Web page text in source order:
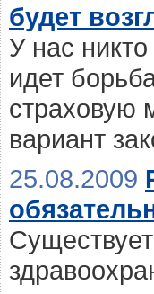
будет
У нас
идет
страховую
вариант
25.08.2009